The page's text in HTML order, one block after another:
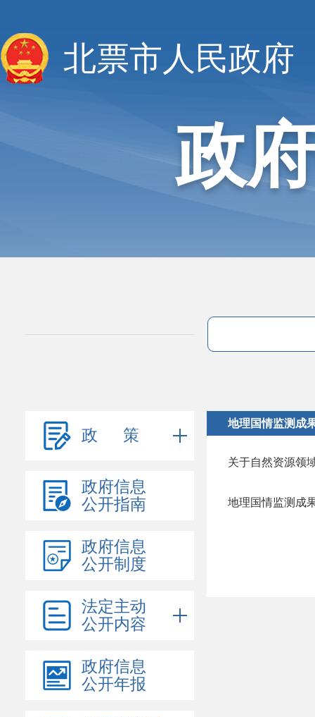
北票市人民政府
政
政 策
政府信息
公开指南
政府信息
公开制度
法定主动
公开内容
政府信息
公开年报
地理国情监测成
关于自然资源领
地理国情监测成